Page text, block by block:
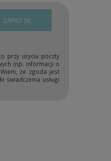
ZAPISZ SIĘ
przy użyciu poczty
(np. informacji o
Wiem, że zgoda jest
świadczenia usługi